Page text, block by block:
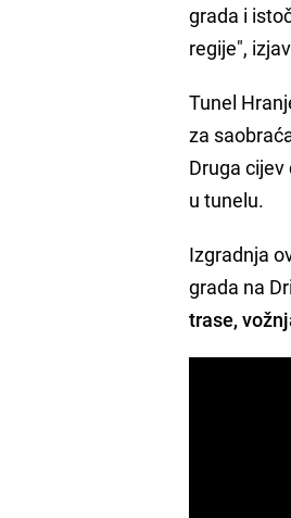
grada i
regije",
Tunel
za
Druga
u tunelu.
Izgradnja
grada na
trase,